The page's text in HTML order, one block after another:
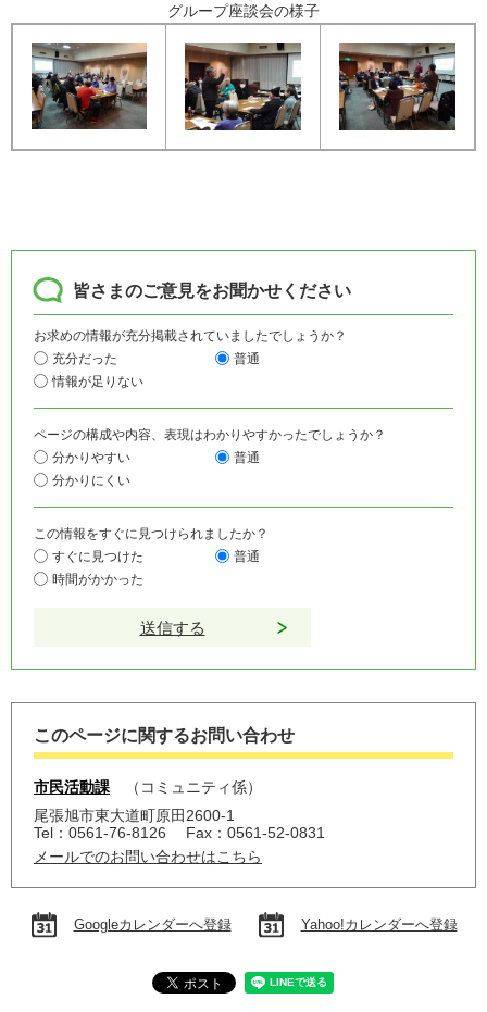
グループ座談会の様子
皆さまのご意見をお聞かせください
お求めの情報が充分掲載されていましたでしょうか？
充分だった
普通
情報が足りない
ページの構成や内容、表現はわかりやすかったでしょうか？
分かりやすい
普通
分かりにくい
この情報をすぐに見つけられましたか？
すぐに見つけた
普通
時間がかかった
このページに関するお問い合わせ
市民活動課
コミュニティ係
尾張旭市東大道町原田2600-1
Tel：0561-76-8126
Fax：0561-52-0831
メールでのお問い合わせはこちら
Googleカレンダーへ登録 Yahoo!カレンダーへ登録